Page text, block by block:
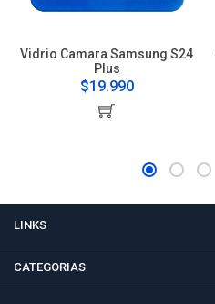
Vidrio Camara Samsung S24
Plus
$19.990
LINKS
CATEGORIAS